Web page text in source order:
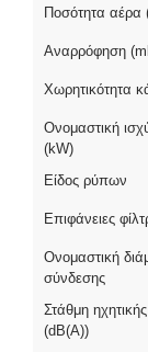
Ποσότητα αέρα
Αναρρόφηση
Χωρητικότητα
Ονομαστική
(kW)
Είδος ρύπων
Επιφάνειες
Ονομαστική
σύνδεσης
Στάθμη
(dB(A))